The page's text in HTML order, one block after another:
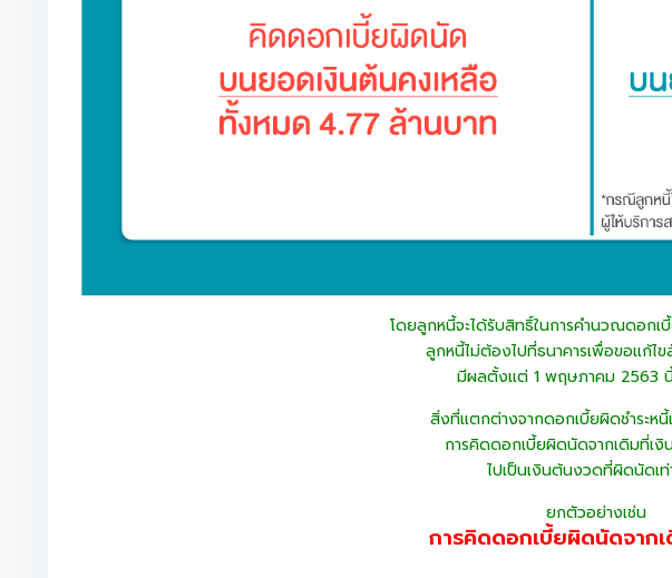
โดยลูกหนี้จะได้รับสิทธิ์ในการคำนวณดอกเ
ลูกหนี้ไม่ต้องไปที่ธนาคารเพื่อขอแก้ไ
มีผลตั้งแต่ 1 พฤษภาคม 2563
สิ่งที่แตกต่างจากดอกเบี้ยผิดชำระหนี้
การคิดดอกเบี้ยผิดนัดจากเดิมที่เงิ
ไปเป็นเงินต้นงวดที่ผิดนัดเท่
ยกตัวอย่างเช่น
การคิดดอกเบี้ยผิดนัดจาก